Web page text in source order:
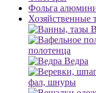
Фольга
Хозяйственные
полотенца
Ведра
фал, шнуры